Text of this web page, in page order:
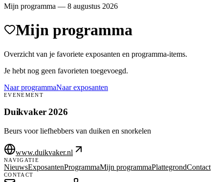
Mijn programma — 8 augustus 2026
Mijn programma
Overzicht van je favoriete exposanten en programma-items.
Je hebt nog geen favorieten toegevoegd.
Naar programmaNaar exposanten
EVENEMENT
Duikvaker 2026
Beurs voor liefhebbers van duiken en snorkelen
www.duikvaker.nl
NAVIGATIE
NieuwsExposantenProgrammaMijn programmaPlattegrondContact
CONTACT